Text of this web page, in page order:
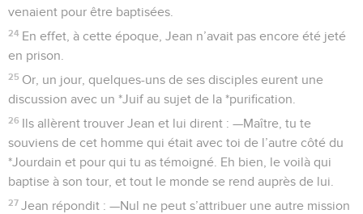
venaient pour être baptisées.
24 En effet, à cette époque, Jean n’avait pas encore été jeté
en prison.
25 Or, un jour, quelques-uns de ses disciples eurent une
discussion avec un *Juif au sujet de la *purification.
26 Ils allèrent trouver Jean et lui dirent : —Maître, tu te
souviens de cet homme qui était avec toi de l’autre côté du
*Jourdain et pour qui tu as témoigné. Eh bien, le voilà qui
baptise à son tour, et tout le monde se rend auprès de lui.
27 Jean répondit : —Nul ne peut s’attribuer une autre mission